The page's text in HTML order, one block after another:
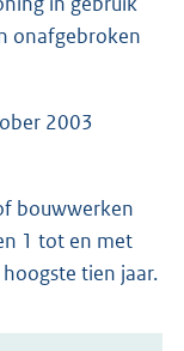
onafgebroken
2003
bouwwerken
1 tot en met
tien jaar.